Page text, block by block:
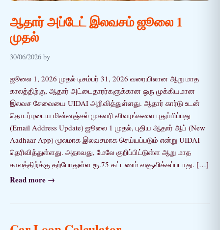
ஆதார் அப்டேட் இலவசம் ஜூலை 1
முதல்
30/06/2026 by
ஜூலை 1, 2026 முதல் டிசம்பர் 31, 2026 வரையிலான ஆறு மாத
காலத்திற்கு, ஆதார் அட்டைதாரர்களுக்கான ஒரு முக்கியமான
இலவச சேவையை UIDAI அறிவித்துள்ளது. ஆதார் கார்டு உடன்
தொடர்புடைய மின்னஞ்சல் முகவரி விவரங்களை புதுப்பிப்பது
(Email Address Update) ஜூலை 1 முதல், புதிய ஆதார் ஆப் (New
Aadhaar App) மூலமாக இலவசமாக செய்யப்படும் என்று UIDAI
தெரிவித்துள்ளது. அதாவது, மேலே குறிப்பிட்டுள்ள ஆறு மாத
காலத்திற்க்கு தற்போதுள்ள ரூ.75 கட்டணம் வசூலிக்கப்படாது. […]
Read more →